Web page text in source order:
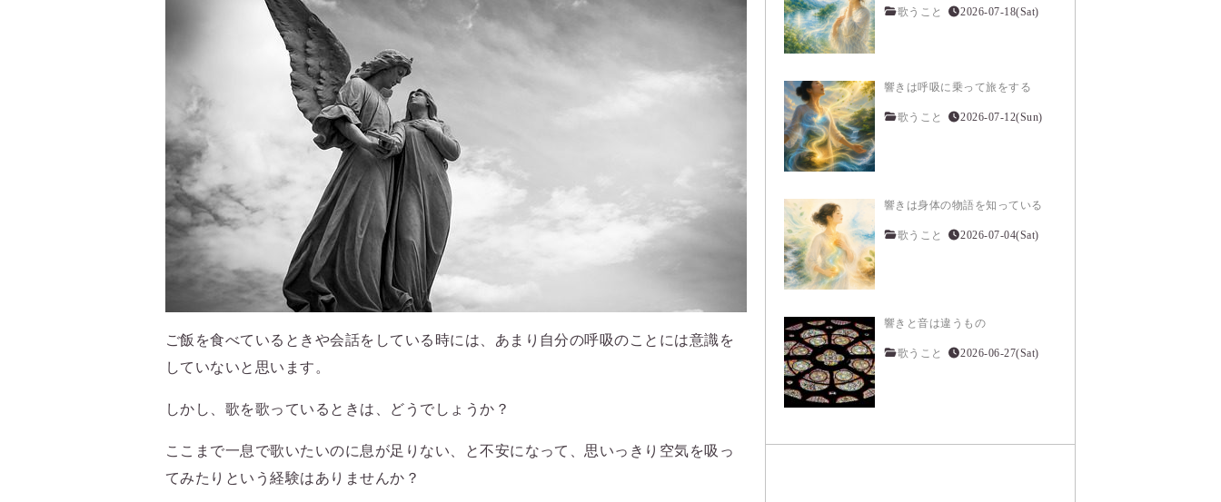
ご飯を食べているときや会話をしている時には、あまり自分の呼吸のことには意識を
していないと思います。
しかし、歌を歌っているときは、どうでしょうか？
ここまで一息で歌いたいのに息が足りない、と不安になって、思いっきり空気を吸っ
てみたりという経験はありませんか？
歌うこと 2026-07-18(Sat)
響きは呼吸に乗って旅をする
歌うこと 2026-07-12(Sun)
響きは身体の物語を知っている
歌うこと 2026-07-04(Sat)
響きと音は違うもの
歌うこと 2026-06-27(Sat)